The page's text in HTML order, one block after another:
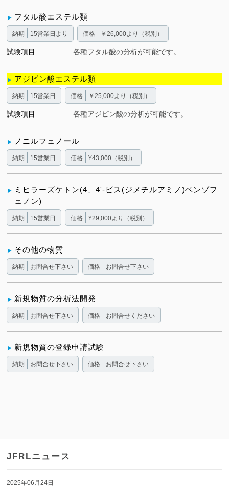
フタル酸エステル類
納期 15営業日より 価格 ￥26,000より（税別）
試験項目 各種フタル酸の分析が可能です。
アジピン酸エステル類
納期 15営業日 価格 ￥25,000より（税別）
試験項目 各種アジピン酸の分析が可能です。
ノニルフェノール
納期 15営業日 価格 ¥43,000（税別）
ミヒラーズケトン(4、4'-ビス(ジメチルアミノ)ベンゾフ
ェノン)
納期 15営業日 価格 ¥29,000より（税別）
その他の物質
納期 お問合せ下さい 価格 お問合せ下さい
新規物質の分析法開発
納期 お問合せ下さい 価格 お問合せください
新規物質の登録申請試験
納期 お問合せ下さい 価格 お問合せ下さい
JFRLニュース
2025年06月24日